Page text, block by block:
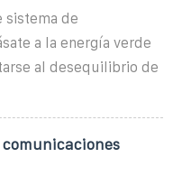
sistema de
a la energía verde
al desequilibrio de
comunicaciones